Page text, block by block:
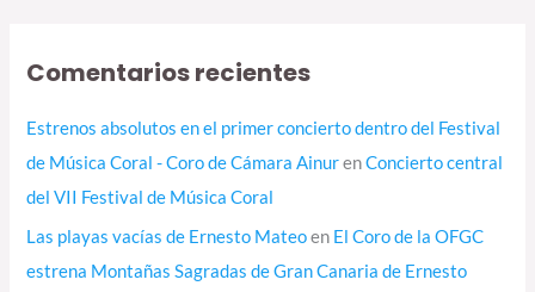
Comentarios recientes
Estrenos absolutos en el primer concierto dentro del Festival
de Música Coral - Coro de Cámara AinurenConcierto central
del VII Festival de Música Coral
Las playas vacías de Ernesto Mateoen El Coro de la OFGC
estrena Montañas Sagradas de Gran Canaria de Ernesto